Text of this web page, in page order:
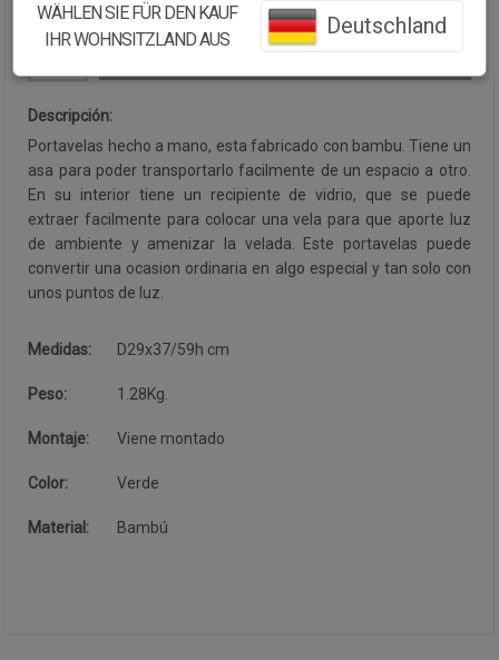
Descripción:
Portavelas hecho a mano, esta fabricado con bambu. Tiene un
asa para poder transportarlo facilmente de un espacio a otro.
En su interior tiene un recipiente de vidrio, que se puede
extraer facilmente para colocar una vela para que aporte luz
de ambiente y amenizar la velada. Este portavelas puede
convertir una ocasion ordinaria en algo especial y tan solo con
unos puntos de luz.
Medidas: D29x37/59h cm
Peso: 1.28Kg.
Montaje: Viene montado
Color: Verde
Material: Bambú
WÄHLEN SIE FÜR DEN KAUF
IHR WOHNSITZLAND AUS
Deutschland